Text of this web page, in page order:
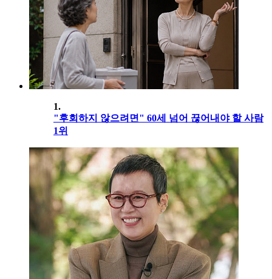
1.
"후회하지 않으려면" 60세 넘어 끊어내야 할 사람
1위